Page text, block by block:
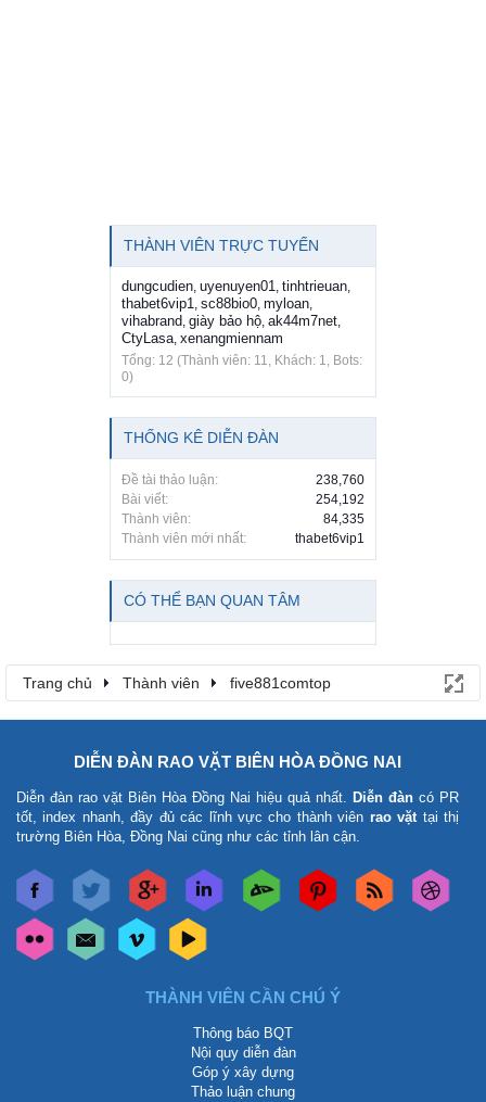
THÀNH VIÊN TRỰC TUYẾN
dungcudien, uyenuyen01, tinhtrieuan,
thabet6vip1, sc88bio0, myloan,
vihabrand, giày bảo hộ, ak44m7net,
CtyLasa, xenangmiennam
Tổng: 12 (Thành viên: 11, Khách: 1, Bots:
0)
THỐNG KÊ DIỄN ĐÀN
Đề tài thảo luận:
238,760
Bài viết:
254,192
Thành viên:
84,335
Thành viên mới nhất:
thabet6vip1
CÓ THỂ BẠN QUAN TÂM
Trang chủ Thành viên five881comtop
DIỄN ĐÀN RAO VẶT BIÊN HÒA ĐỒNG NAI
Diễn đàn rao vặt Biên Hòa Đồng Nai hiệu quả nhất. Diễn đàn có PR
tốt, index nhanh, đầy đủ các lĩnh vực cho thành viên rao vặttại thị
trường Biên Hòa, Đồng Nai cũng như các tỉnh lân cận.
THÀNH VIÊN CẦN CHÚ Ý
Thông báo BQT
Nội quy diễn đàn
Góp ý xây dựng
Thảo luận chung